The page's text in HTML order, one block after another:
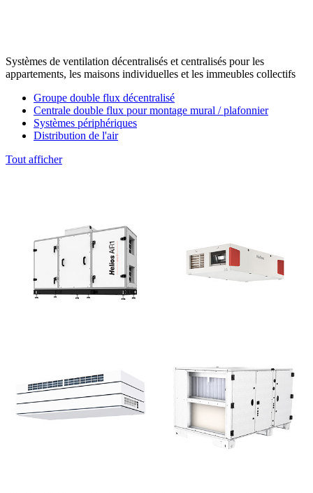
Systèmes de ventilation décentralisés et centralisés pour les
appartements, les maisons individuelles et les immeubles collectifs
Groupe double flux décentralisé
Centrale double flux pour montage mural / plafonnier
Systèmes périphériques
Distribution de l'air
Tout afficher